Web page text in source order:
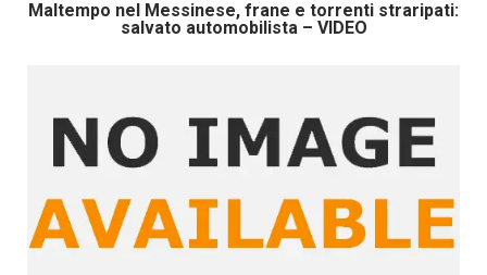
Maltempo nel Messinese, frane e torrenti straripati:
salvato automobilista – VIDEO